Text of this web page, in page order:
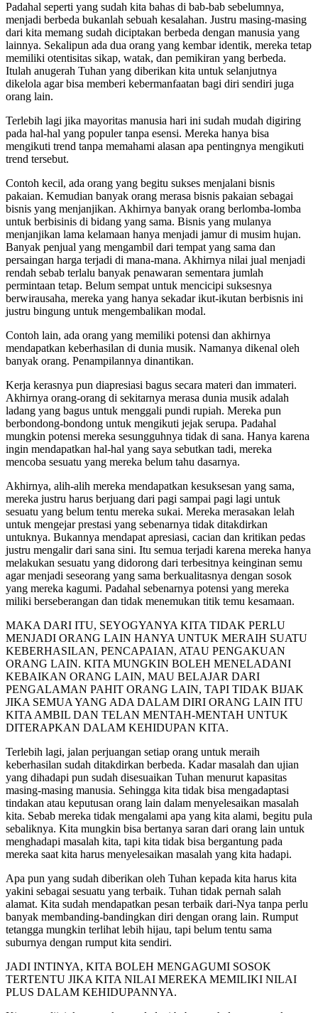
Padahal seperti yang sudah kita bahas di bab-bab sebelumnya,
menjadi berbeda bukanlah sebuah kesalahan. Justru masing-masing
dari kita memang sudah diciptakan berbeda dengan manusia yang
lainnya. Sekalipun ada dua orang yang kembar identik, mereka tetap
memiliki otentisitas sikap, watak, dan pemikiran yang berbeda.
Itulah anugerah Tuhan yang diberikan kita untuk selanjutnya
dikelola agar bisa memberi kebermanfaatan bagi diri sendiri juga
orang lain.
Terlebih lagi jika mayoritas manusia hari ini sudah mudah digiring
pada hal-hal yang populer tanpa esensi. Mereka hanya bisa
mengikuti trend tanpa memahami alasan apa pentingnya mengikuti
trend tersebut.
Contoh kecil, ada orang yang begitu sukses menjalani bisnis
pakaian. Kemudian banyak orang merasa bisnis pakaian sebagai
bisnis yang menjanjikan. Akhirnya banyak orang berlomba-lomba
untuk berbisinis di bidang yang sama. Bisnis yang mulanya
menjanjikan lama kelamaan hanya menjadi jamur di musim hujan.
Banyak penjual yang mengambil dari tempat yang sama dan
persaingan harga terjadi di mana-mana. Akhirnya nilai jual menjadi
rendah sebab terlalu banyak penawaran sementara jumlah
permintaan tetap. Belum sempat untuk mencicipi suksesnya
berwirausaha, mereka yang hanya sekadar ikut-ikutan berbisnis ini
justru bingung untuk mengembalikan modal.
Contoh lain, ada orang yang memiliki potensi dan akhirnya
mendapatkan keberhasilan di dunia musik. Namanya dikenal oleh
banyak orang. Penampilannya dinantikan.
Kerja kerasnya pun diapresiasi bagus secara materi dan immateri.
Akhirnya orang-orang di sekitarnya merasa dunia musik adalah
ladang yang bagus untuk menggali pundi rupiah. Mereka pun
berbondong-bondong untuk mengikuti jejak serupa. Padahal
mungkin potensi mereka sesungguhnya tidak di sana. Hanya karena
ingin mendapatkan hal-hal yang saya sebutkan tadi, mereka
mencoba sesuatu yang mereka belum tahu dasarnya.
Akhirnya, alih-alih mereka mendapatkan kesuksesan yang sama,
mereka justru harus berjuang dari pagi sampai pagi lagi untuk
sesuatu yang belum tentu mereka sukai. Mereka merasakan lelah
untuk mengejar prestasi yang sebenarnya tidak ditakdirkan
untuknya. Bukannya mendapat apresiasi, cacian dan kritikan pedas
justru mengalir dari sana sini. Itu semua terjadi karena mereka hanya
melakukan sesuatu yang didorong dari terbesitnya keinginan semu
agar menjadi seseorang yang sama berkualitasnya dengan sosok
yang mereka kagumi. Padahal sebenarnya potensi yang mereka
miliki berseberangan dan tidak menemukan titik temu kesamaan.
MAKA DARI ITU, SEYOGYANYA KITA TIDAK PERLU
MENJADI ORANG LAIN HANYA UNTUK MERAIH SUATU
KEBERHASILAN, PENCAPAIAN, ATAU PENGAKUAN
ORANG LAIN. KITA MUNGKIN BOLEH MENELADANI
KEBAIKAN ORANG LAIN, MAU BELAJAR DARI
PENGALAMAN PAHIT ORANG LAIN, TAPI TIDAK BIJAK
JIKA SEMUA YANG ADA DALAM DIRI ORANG LAIN ITU
KITA AMBIL DAN TELAN MENTAH-MENTAH UNTUK
DITERAPKAN DALAM KEHIDUPAN KITA.
Terlebih lagi, jalan perjuangan setiap orang untuk meraih
keberhasilan sudah ditakdirkan berbeda. Kadar masalah dan ujian
yang dihadapi pun sudah disesuaikan Tuhan menurut kapasitas
masing-masing manusia. Sehingga kita tidak bisa mengadaptasi
tindakan atau keputusan orang lain dalam menyelesaikan masalah
kita. Sebab mereka tidak mengalami apa yang kita alami, begitu pula
sebaliknya. Kita mungkin bisa bertanya saran dari orang lain untuk
menghadapi masalah kita, tapi kita tidak bisa bergantung pada
mereka saat kita harus menyelesaikan masalah yang kita hadapi.
Apa pun yang sudah diberikan oleh Tuhan kepada kita harus kita
yakini sebagai sesuatu yang terbaik. Tuhan tidak pernah salah
alamat. Kita sudah mendapatkan pesan terbaik dari-Nya tanpa perlu
banyak membanding-bandingkan diri dengan orang lain. Rumput
tetangga mungkin terlihat lebih hijau, tapi belum tentu sama
suburnya dengan rumput kita sendiri.
JADI INTINYA, KITA BOLEH MENGAGUMI SOSOK
TERTENTU JIKA KITA NILAI MEREKA MEMILIKI NILAI
PLUS DALAM KEHIDUPANNYA.